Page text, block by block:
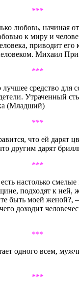
***
любовь, начиная
к миру и
приводит его
Михаил
***
средство для
Утраченный
(Младший)
***
что ей дарят
другим дарят
***
настолько
подходят к ней,
быть моей женой?,
доходит
***
одного всем,
***